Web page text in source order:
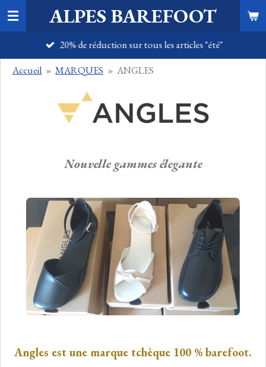
Passer
au
principal
ALPES BAREFOOT
20% de réduction sur tous les articles "été"
Accueil » MARQUES » ANGLES
Nouvelle gammes élegante
Angles est une marque tchèque 100 % barefoot.